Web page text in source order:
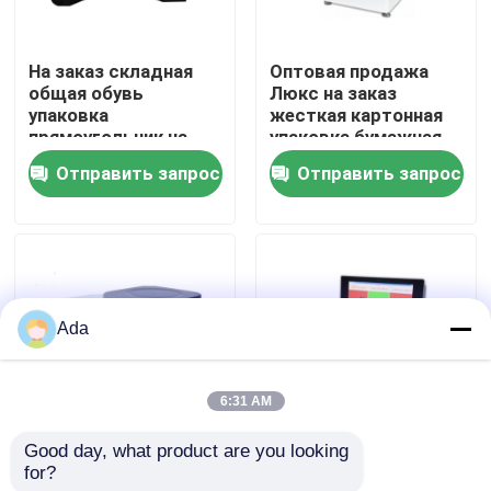
VR - шоу
О нас
Путешествие фабрики
Свяжитесь мы
Случаи
На заказ складная
общая обувь
упаковка
прямоугольник на
заказ пустые черные
одежды картонная
коробка
Отправить запрос
Оптовая продажа
Люкс на заказ
жесткая картонная
упаковка бумажная
лента складная
подружка невесты
подарочная коробка
Отправить запрос
Роскошные
картонные
Заказ
Ada
6:31 AM
Good day, what product are you looking
for?